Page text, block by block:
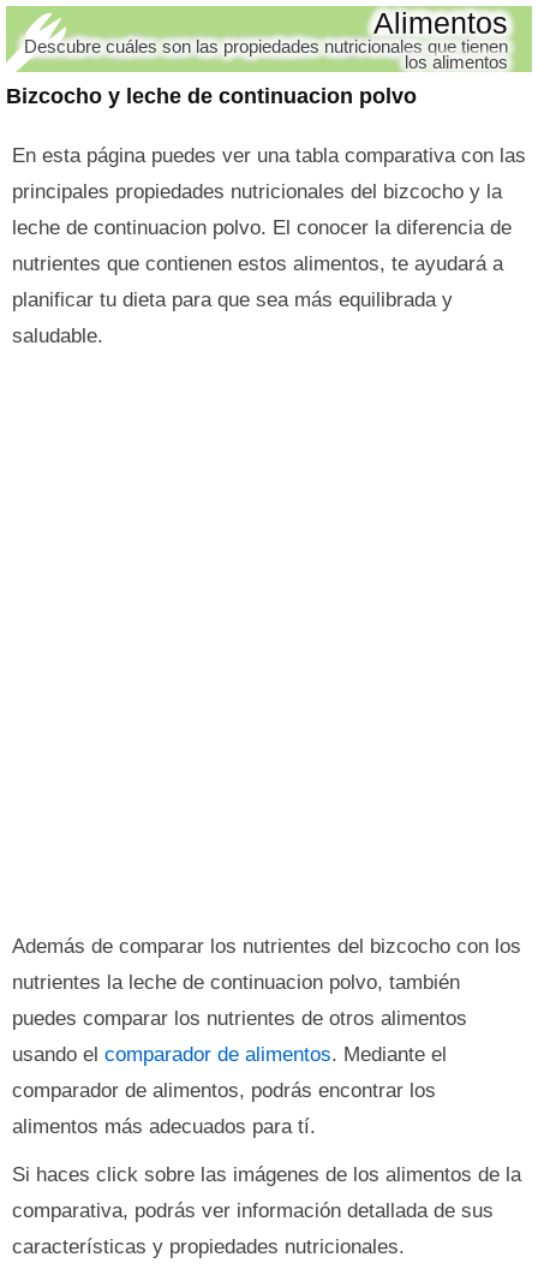
Bizcocho y leche de continuacion polvo
Alimentos
Descubre cuáles son las propiedades nutricionales que tienen
los alimentos
En esta página puedes ver una tabla comparativa con las
principales propiedades nutricionales del bizcocho y la
leche de continuacion polvo. El conocer la diferencia de
nutrientes que contienen estos alimentos, te ayudará a
planificar tu dieta para que sea más equilibrada y
saludable.
Además de comparar los nutrientes del bizcocho con los
nutrientes la leche de continuacion polvo, también
puedes comparar los nutrientes de otros alimentos
usando el comparador de alimentos. Mediante el
comparador de alimentos, podrás encontrar los
alimentos más adecuados para tí.
Si haces click sobre las imágenes de los alimentos de la
comparativa, podrás ver información detallada de sus
características y propiedades nutricionales.